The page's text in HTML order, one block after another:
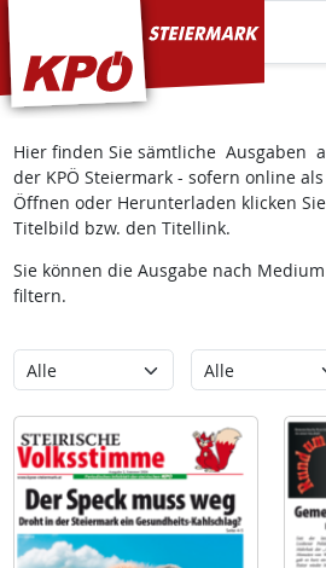
KPÖ Steiermark
Hier finden Sie sämtliche Ausgaben
der KPÖ Steiermark - sofern online
Öffnen oder Herunterladen klicken
Titelbild bzw. den Titellink.
Sie können die Ausgabe nach
filtern.
Kategorie Erscheinungsjahr